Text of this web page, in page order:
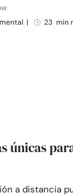
| 23 min
únicas
a distancia